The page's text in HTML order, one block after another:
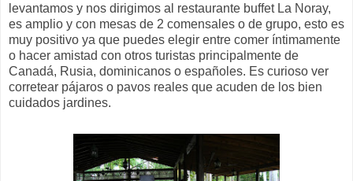
levantamos y nos dirigimos al restaurante buffet La Noray,
es amplio y con mesas de 2 comensales o de grupo, esto es
muy positivo ya que puedes elegir entre comer íntimamente
o hacer amistad con otros turistas principalmente de
Canadá, Rusia, dominicanos o españoles. Es curioso ver
corretear pájaros o pavos reales que acuden de los bien
cuidados jardines.